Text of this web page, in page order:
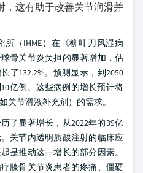
，这有助于改善关节润滑并
（IHME）在《柳叶刀风湿病
骨关节炎负担的显著增加，估
了132.2%。预测显示，到2050
亿例。这些病例的增长预计将
如关节滑液补充剂）的需求。
了显著增长，从2022年的39亿
关节内透明质酸注射的临床应
是推动这一增长的部分因素。
膝骨关节炎患者的疼痛、僵硬